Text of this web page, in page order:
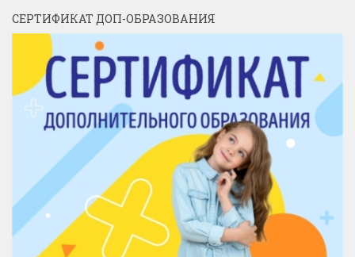
СЕРТИФИКАТ ДОП-ОБРАЗОВАНИЯ